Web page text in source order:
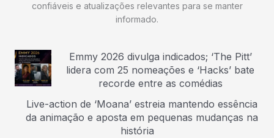
confiáveis e atualizações relevantes para se manter
informado.
Emmy 2026 divulga indicados; ‘The Pitt’
lidera com 25 nomeações e ‘Hacks’ bate
recorde entre as comédias
Live-action de ‘Moana’ estreia mantendo essência
da animação e aposta em pequenas mudanças na
história